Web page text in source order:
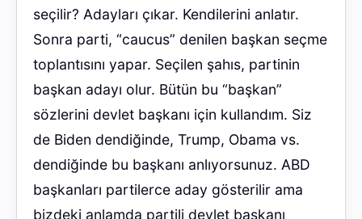
seçilir? Adayları çıkar. Kendilerini anlatır.
Sonra parti, “caucus” denilen başkan seçme
toplantısını yapar. Seçilen şahıs, partinin
başkan adayı olur. Bütün bu “başkan”
sözlerini devlet başkanı için kullandım. Siz
de Biden dendiğinde, Trump, Obama vs.
dendiğinde bu başkanı anlıyorsunuz. ABD
başkanları partilerce aday gösterilir ama
bizdeki anlamda partili devlet başkanı